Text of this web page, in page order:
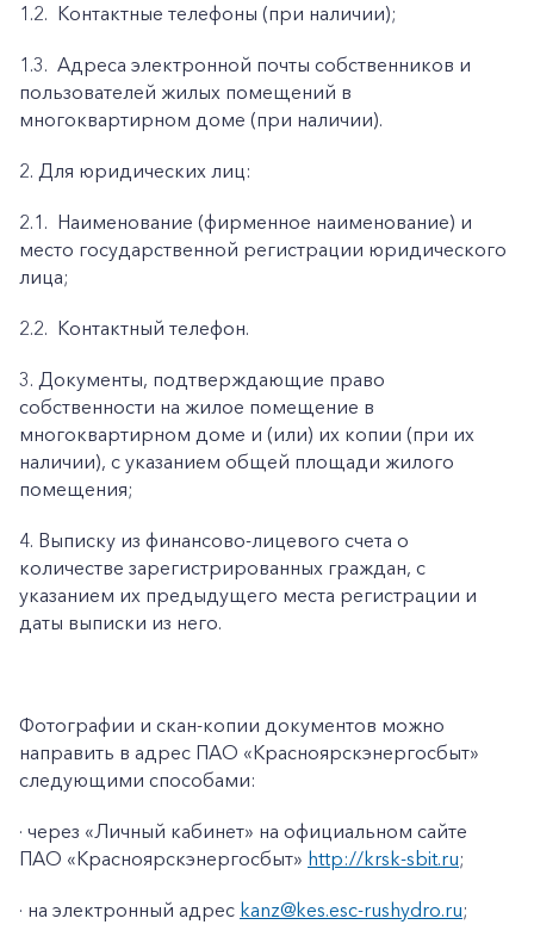
1.2. Контактные телефоны (при наличии);
1.3. Адреса электронной почты собственников и
пользователей жилых помещений в
многоквартирном доме (при наличии).
2. Для юридических лиц:
2.1. Наименование (фирменное наименование) и
место государственной регистрации юридического
лица;
2.2. Контактный телефон.
3. Документы, подтверждающие право
собственности на жилое помещение в
многоквартирном доме и (или) их копии (при их
наличии), с указанием общей площади жилого
помещения;
4. Выписку из финансово-лицевого счета о
количестве зарегистрированных граждан, с
указанием их предыдущего места регистрации и
даты выписки из него.
Фотографии и скан-копии документов можно
направить в адрес ПАО «Красноярскэнергосбыт»
следующими способами:
· через «Личный кабинет» на официальном сайте
ПАО «Красноярскэнергосбыт» http://krsk-sbit.ru;
· на электронный адрес kanz@kes.esc-rushydro.ru;